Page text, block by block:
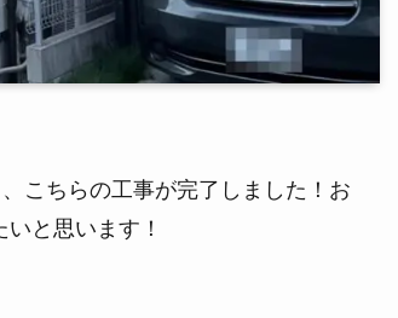
こちらの工事が完了しました！お
と思います！